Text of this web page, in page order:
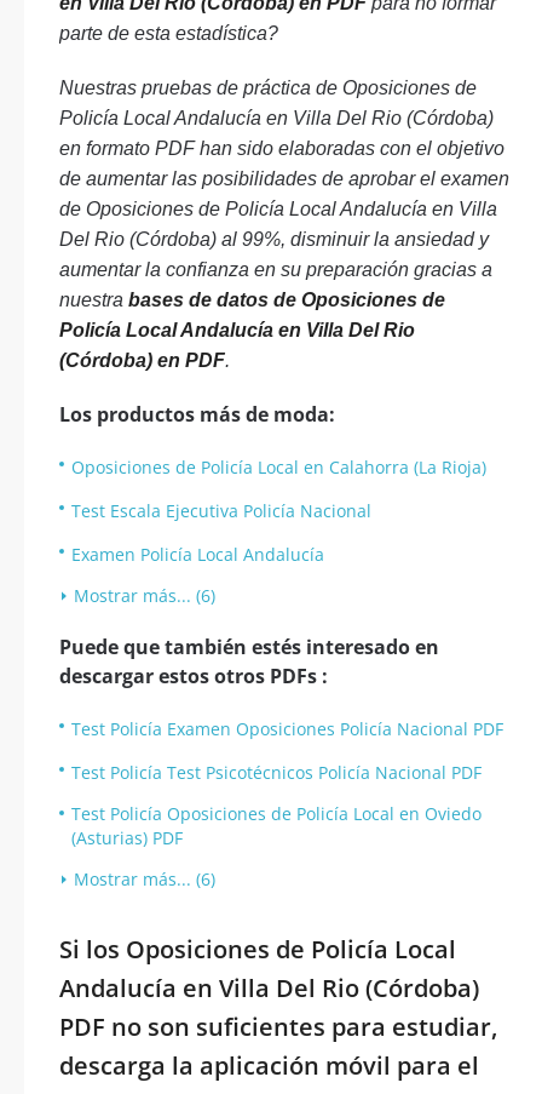
parte de esta estadística?
Nuestras pruebas de práctica de Oposiciones de
Policía Local Andalucía en Villa Del Rio (Córdoba)
en formato PDF han sido elaboradas con el objetivo
de aumentar las posibilidades de aprobar el examen
de Oposiciones de Policía Local Andalucía en Villa
Del Rio (Córdoba) al 99%, disminuir la ansiedad y
aumentar la confianza en su preparación gracias a
nuestra bases de datos de Oposiciones de
Policía Local Andalucía en Villa Del Rio
(Córdoba) en PDF.
Los productos más de moda:
Oposiciones de Policía Local en Calahorra (La Rioja)
Test Escala Ejecutiva Policía Nacional
Examen Policía Local Andalucía
Mostrar más... (6)
Puede que también estés interesado en
descargar estos otros PDFs :
Test Policía Examen Oposiciones Policía Nacional PDF
Test Policía Test Psicotécnicos Policía Nacional PDF
Test Policía Oposiciones de Policía Local en Oviedo
(Asturias) PDF
Mostrar más... (6)
Si los Oposiciones de Policía Local
Andalucía en Villa Del Rio (Córdoba)
PDF no son suficientes para estudiar,
descarga la aplicación móvil para el